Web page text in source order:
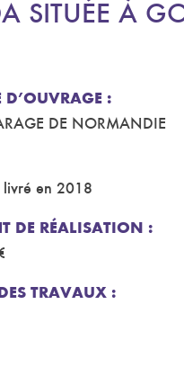
SITUÉE À
D’OUVRAGE :
DE NORMANDIE
livré en 2018
DE RÉALISATION :
TRAVAUX :